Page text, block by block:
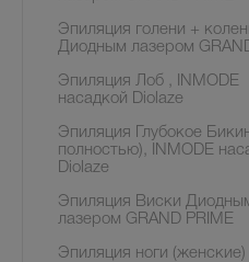
Эпиляция голени +
Диодным лазером
Эпиляция Лоб , INMODE
насадкой Diolaze
Эпиляция Глубокое
полностью), INMODE
Diolaze
Эпиляция Виски
лазером GRAND PRIME
Эпиляция ноги (женские)